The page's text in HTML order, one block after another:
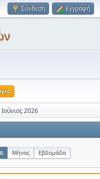
Σύνδεση Εγγραφή
Ιούνιος 2026
Μήνας Εβδομάδα